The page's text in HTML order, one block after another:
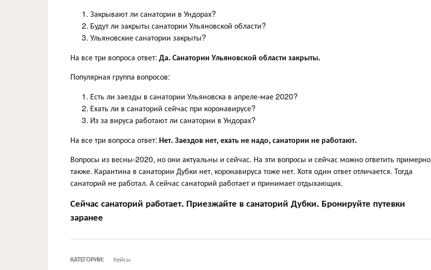
Закрывают ли санатории в Ундорах?
Будут ли закрыты санатории Ульяновской области?
Ульяновские санатории закрыты?
На все три вопроса ответ: Да. Санатории Ульяновской области закрыты.
Популярная группа вопросов:
Есть ли заезды в санатории Ульяновска в апреле-мае 2020?
Ехать ли в санаторий сейчас при коронавирусе?
Из за вируса работают ли санатории в Ундорах?
На все три вопроса ответ: Нет. Заездов нет, ехать не надо, санатории не работают.
Вопросы из весны-2020, но они актуальны и сейчас. На эти вопросы и сейчас можно ответить примерно
также. Карантина в санатории Дубки нет, коронавируса тоже нет. Хотя один ответ отличается. Тогда
санаторий не работал. А сейчас санаторий работает и принимает отдыхающих.
Сейчас санаторий работает. Приезжайте в санаторий Дубки. Бронируйте путевки
заранее
КАТЕГОРИИ:
Кейсы